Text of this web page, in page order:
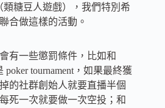
類糖豆人遊戲），我們特別希
合做這樣的活動。
有一些懲罰條件，比如和
tournament，如果最終獲
的社群創始人就要直播半個
死一次就要做一次空投；和